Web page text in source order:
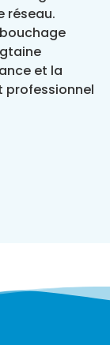
réseau.
et la
professionnel